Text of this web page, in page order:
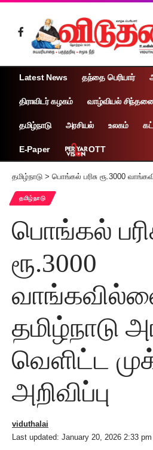
Latest News தந்தை பெரியார்
திராவிடர் கழகம் வாழ்வியல்
தமிழ்நாடு அரசியல் உலகம்
E-Paper OTT
தமிழ்நாடு > பொங்கல் பரிசு ரூ.3000 வாங்கவில்லையா?
தமிழ்நாடு
பொங்கல்
ரூ.3000
தமிழ்நாடு
வெளிட்ட
அறிவிப்பு
Last updated: January 20, 2026 2:33 pm
viduthalai